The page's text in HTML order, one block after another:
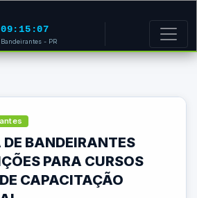
09:15:07
Bandeirantes - PR